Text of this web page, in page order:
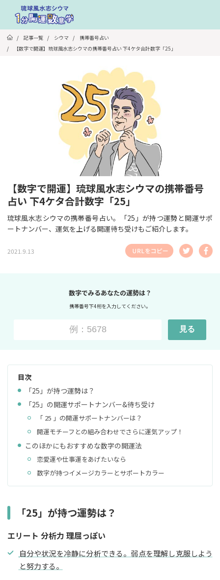
/ 記事一覧 / シウマ /
携帯番号占い
/
【数字で開運】琉球風水志シウマの携帯番号占い 下4ケタ合計数字「25」
【数字で開運】琉球風水志シウマの携帯番号
占い 下4ケタ合計数字「25」
琉球風水志シウマの携帯番号占い。「25」が持つ運勢と開運サポ
ートナンバー、運気を上げる開運待ち受けもご紹介します。
2021.9.13
数字でみるあなたの運勢は？
携帯番号下4桁を入力してください。
見る
目次
「25」が持つ運勢は？
「25」の開運サポートナンバー&待ち受け
「 25 」の開運サポートナンバーは？
開運モチーフとの組み合わせでさらに運気アップ！
このほかにもおすすめな数字の開運法
恋愛運や仕事運をあげたいなら
数字が持つイメージカラーとサポートカラー
「25」が持つ運勢は？
エリート 分析力 理屈っぽい
自分や状況を冷静に分析できる。弱点を理解し克服しよう
と努力する。